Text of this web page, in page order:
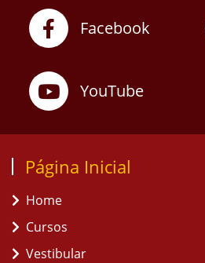
Facebook
YouTube
Página Inicial
Home
Cursos
Vestibular